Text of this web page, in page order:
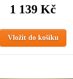
1 139 Kč
Vložit do košíku